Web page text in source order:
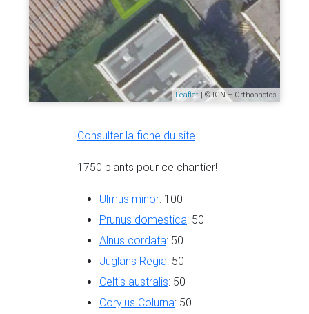
Leaflet | © IGN – Orthophotos
Consulter la fiche du site
1750 plants pour ce chantier!
Ulmus minor: 100
Prunus domestica: 50
Alnus cordata: 50
Juglans Regia: 50
Celtis australis: 50
Corylus Colurna: 50